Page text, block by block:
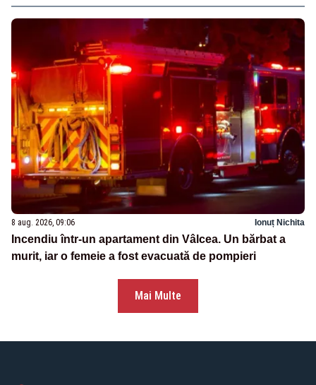
8 aug. 2026, 09:06 Ionuț Nichita
Incendiu într-un apartament din Vâlcea. Un bărbat a
murit, iar o femeie a fost evacuată de pompieri
Mai Multe